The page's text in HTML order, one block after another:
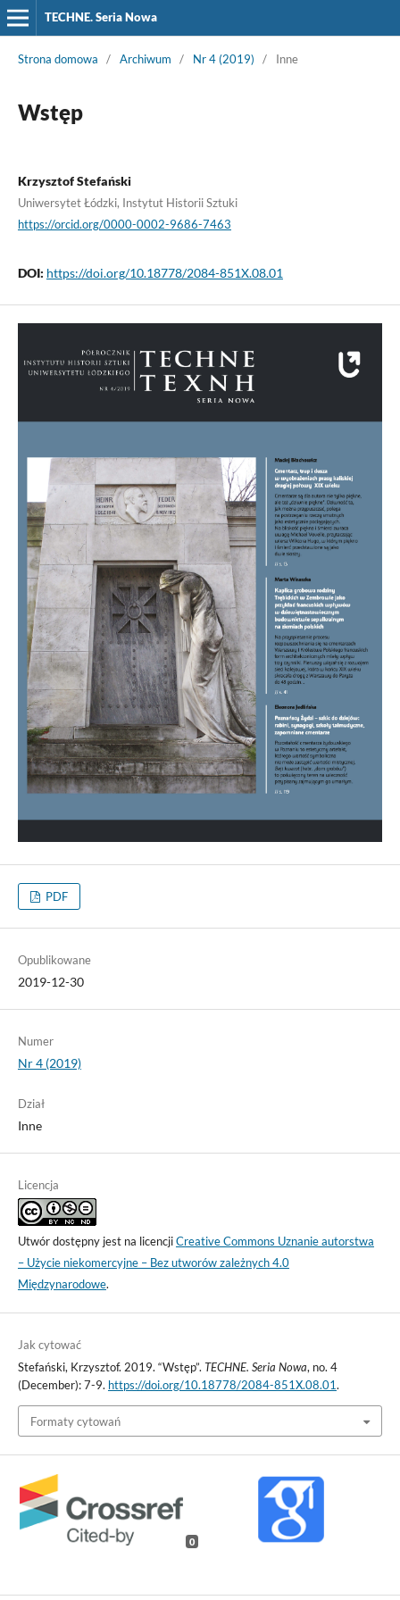
TECHNE. Seria Nowa
Strona domowa / Archiwum / Nr 4 (2019) / Inne
Wstęp
Krzysztof Stefański
Uniwersytet Łódzki, Instytut Historii Sztuki
https://orcid.org/0000-0002-9686-7463
DOI: https://doi.org/10.18778/2084-851X.08.01
PDF
Opublikowane
2019-12-30
Numer
Nr 4 (2019)
Dział
Inne
Licencja
Utwór dostępny jest na licencjiCreative Commons Uznanie autorstwa
– Użycie niekomercyjne – Bez utworów zależnych 4.0
Międzynarodowe.
Jak cytować
Stefański, Krzysztof. 2019. “Wstęp”. TECHNE. Seria Nowa, no. 4
(December): 7-9. https://doi.org/10.18778/2084-851X.08.01.
Formaty cytowań
0